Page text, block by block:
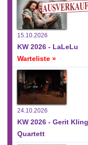
15.10.2026
KW 2026 - LaLeLu
Warteliste »
24.10.2026
KW 2026 - Gerit
Quartett